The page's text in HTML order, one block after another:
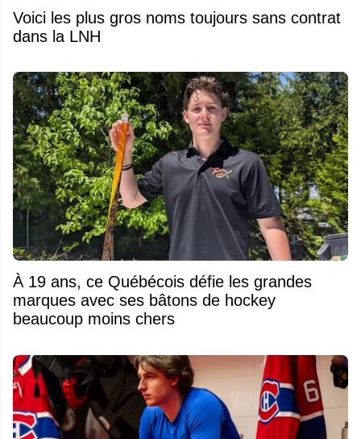
Voici les plus gros noms toujours sans contrat
dans la LNH
À 19 ans, ce Québécois défie les grandes
marques avec ses bâtons de hockey
beaucoup moins chers